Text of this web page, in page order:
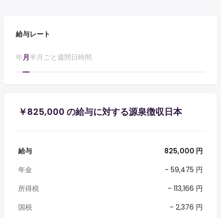
給与レート
年月半月ごと週間日時間
￥825,000 の給与に対する源泉徴収日本
給与
825,000 円
年金
- 59,475 円
所得税
- 113,166 円
国税
- 2,376 円